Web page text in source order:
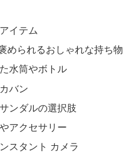
イテム
められるおしゃれな持ち物
水筒やボトル
バン
ンダルの選択肢
アクセサリー
スタント カメラ